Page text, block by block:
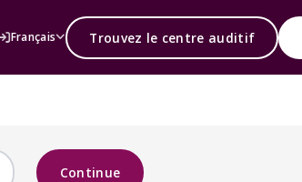
Français Trouvez le centre auditif
Continue